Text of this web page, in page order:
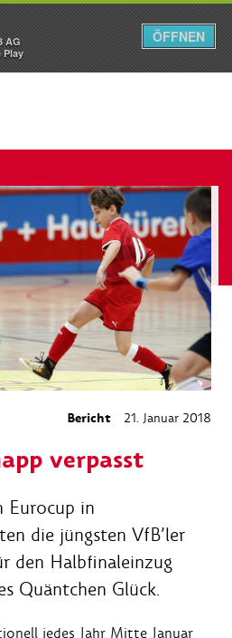
Menü
Bericht 21. Januar 2018
verpasst
Eurocup in
die jüngsten VfB’ler
den Halbfinaleinzug
Quäntchen Glück.
jedes Jahr Mitte Januar
AG
Play
ÖFFNEN